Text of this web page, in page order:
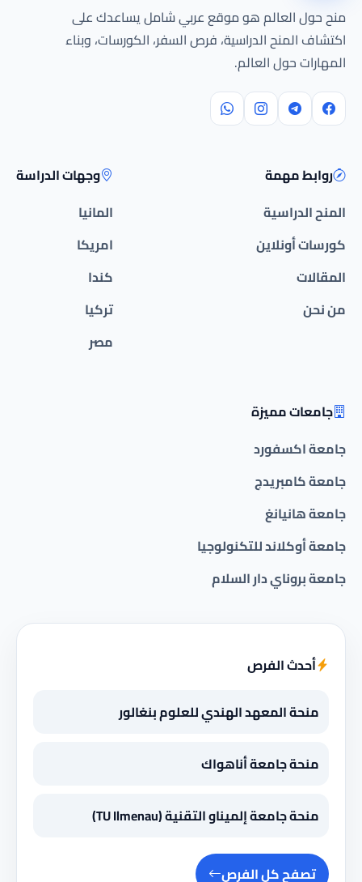
منح حول العالم هو موقع عربي شامل يساعدك على
اكتشاف المنح الدراسية، فرص السفر، الكورسات، وبناء
المهارات حول العالم.
روابط مهمة
المنح الدراسية
كورسات أونلاين
المقالات
من نحن
وجهات الدراسة
المانيا
امريكا
كندا
تركيا
مصر
جامعات مميزة
جامعة اكسفورد
جامعة كامبريدج
جامعة هانيانغ
جامعة أوكلاند للتكنولوجيا
جامعة بروناي دار السلام
أحدث الفرص
منحة المعهد الهندي للعلوم بنغالور
منحة جامعة أناهواك
منحة جامعة إلميناو التقنية (TU Ilmenau)
تصفح كل الفرص